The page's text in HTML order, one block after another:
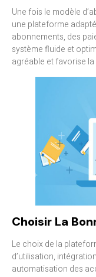
Une fois le modèle
une plateforme
abonnements, des
système fluide et
agréable et favorise
Choisir La
Le choix de la
d’utilisation,
automatisation des